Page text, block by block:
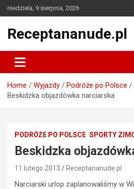
Skip
to
niedziela, 9 sierpnia, 2026
Receptananude.pl
Home Wyjazdy
Podróże po Polsce
Beskidzka objazdówka narciarska
PODRÓŻE PO POLSCE SPORTY
Beskidzka
11 lutego 2013 Receptananude.pl
Narciarski urlop zaplanowaliśmy w